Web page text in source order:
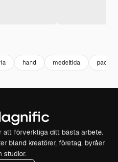
hand medeltida pack
att förverkliga ditt bästa arbete.
bland kreatörer, företag, byråer
studior.